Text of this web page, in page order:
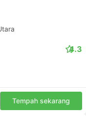
4.3
Tempah sekarang